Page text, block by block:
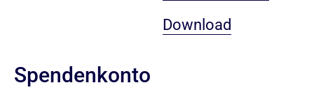
Download
Spendenkonto